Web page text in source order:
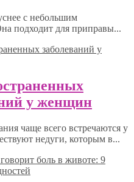
с небольшим
подходит для приправы...
у женщин
чаще всего встречаются у
недуги, которым в...